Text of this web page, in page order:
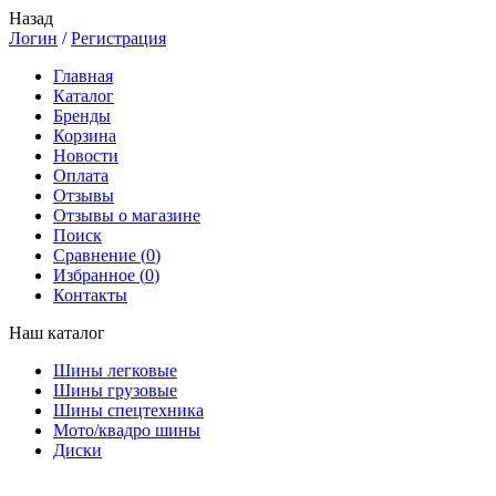
Назад
Логин /Регистрация
Главная
Каталог
Бренды
Корзина
Новости
Оплата
Отзывы
Отзывы о магазине
Поиск
Сравнение (0)
Избранное (0)
Контакты
Наш каталог
Шины легковые
Шины грузовые
Шины спецтехника
Мото/квадро шины
Диски